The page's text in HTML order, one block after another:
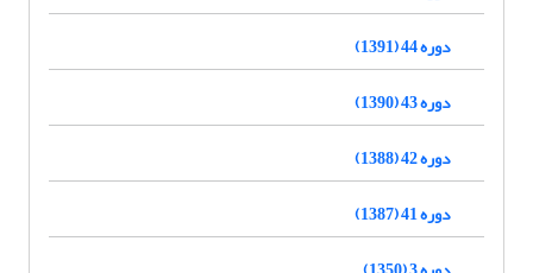
دوره 44 (1391)
دوره 43 (1390)
دوره 42 (1388)
دوره 41 (1387)